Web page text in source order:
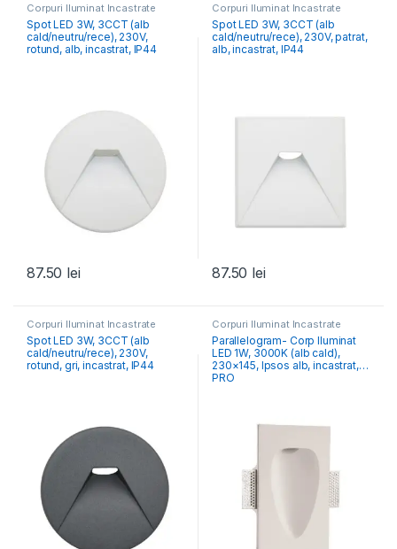
Corpuri Iluminat Încastrate
Spot LED 3W, 3CCT (alb
cald/neutru/rece), 230V,
rotund, alb, incastrat, IP44
87.50 lei
Corpuri Iluminat Încastrate
Spot LED 3W, 3CCT (alb
cald/neutru/rece), 230V, patrat,
alb, incastrat, IP44
87.50 lei
Corpuri Iluminat Încastrate
Spot LED 3W, 3CCT (alb
cald/neutru/rece), 230V,
rotund, gri, incastrat, IP44
Corpuri Iluminat Încastrate
Parallelogram- Corp Iluminat
LED 1W, 3000K (alb cald),
230×145, Ipsos alb, incastrat,
PRO